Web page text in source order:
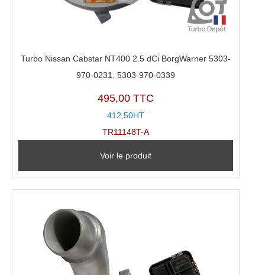
Turbo Nissan Cabstar NT400 2.5 dCi BorgWarner 5303-
970-0231, 5303-970-0339
495,00 TTC
412,50HT
TR11148T-A
Voir le produit